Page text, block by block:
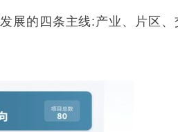
展的四条主线:产业、片区、